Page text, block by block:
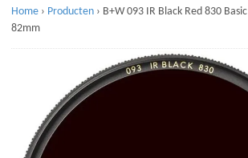
Home › Producten › B+W 093 IR Black Red 830 Basic
82mm